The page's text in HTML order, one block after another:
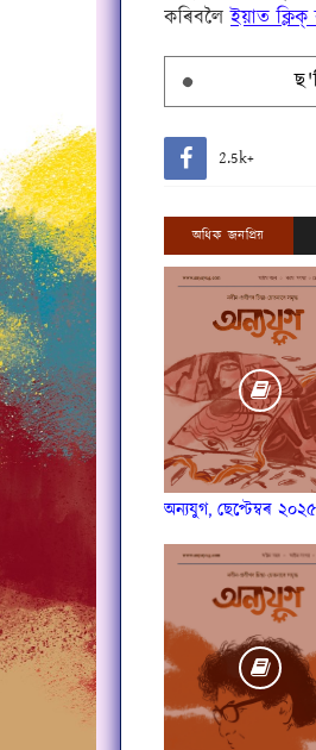
কৰিবলৈইয়াত
2.5k+
অধিক জনপ্ৰিয়
অন্যযুগ, ছেপ্টেম্বৰ ২০২৫